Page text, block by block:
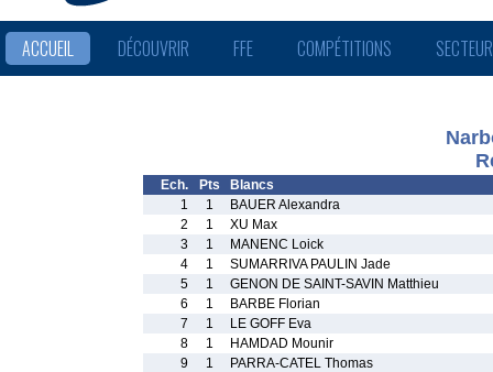
ACCUEIL DÉCOUVRIR FFE COMPÉTITIONS
Ech. Pts
Blancs
1
1
BAUER Alexandra
2
1
XU Max
3
1
MANENC Loick
4
1
SUMARRIVA PAULIN Jade
5
1
GENON DE SAINT-SAVIN Matthieu
6
1
BARBE Florian
7
1
LE GOFF Eva
8
1
HAMDAD Mounir
9
1
PARRA-CATEL Thomas